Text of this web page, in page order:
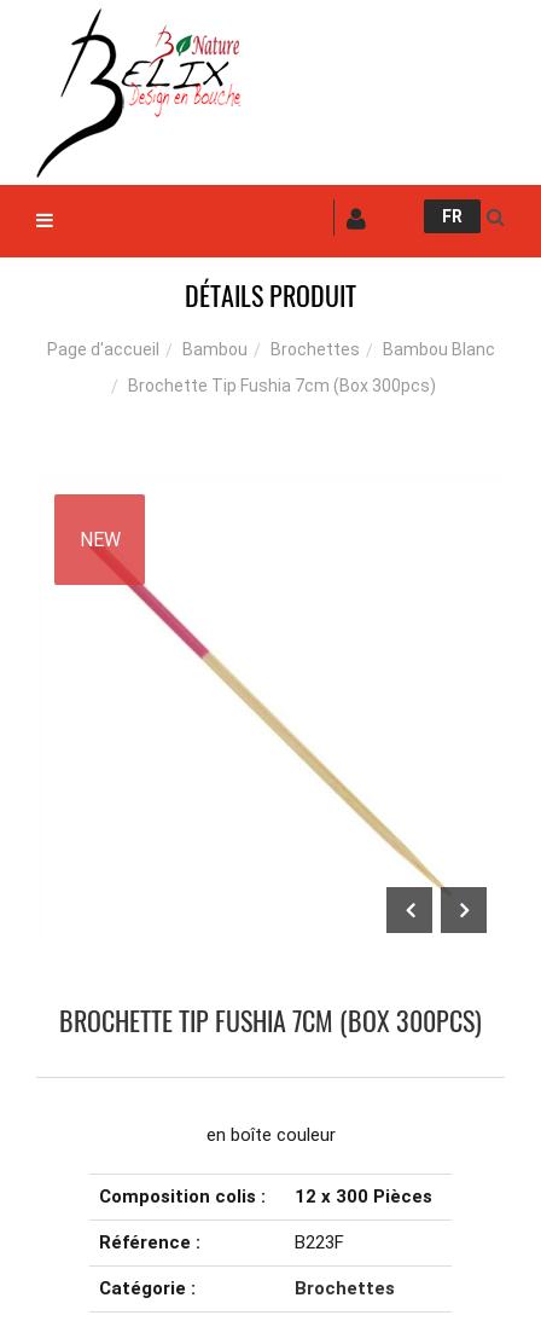
FR
DÉTAILS PRODUIT
Page d'accueil Bambou Brochettes
Bambou Blanc
Brochette Tip Fushia 7cm (Box 300pcs)
NEW
BROCHETTE TIP FUSHIA 7CM (BOX 300PCS)
en boîte couleur
Composition colis : 12 x 300 Pièces
Référence : B223F
Catégorie : Brochettes